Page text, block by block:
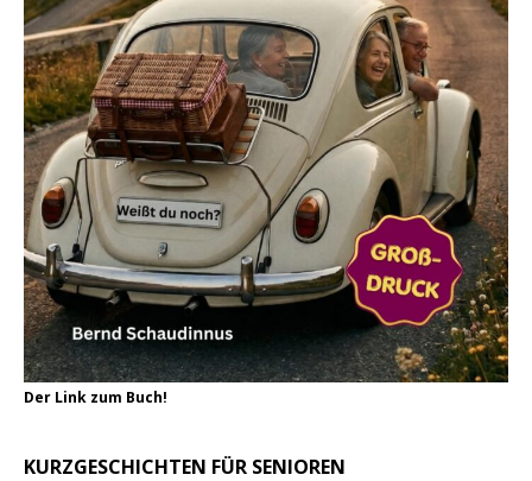
Der Link zum Buch!
KURZGESCHICHTEN FÜR SENIOREN